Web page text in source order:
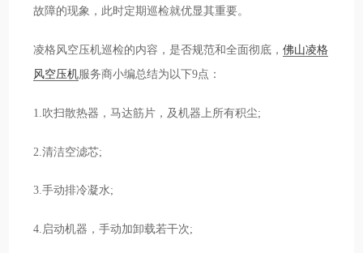
故障的现象，此时定期巡检就优显其重要。
凌格风空压机巡检的内容，是否规范和全面彻底，佛山凌格
风空压机服务商小编总结为以下9点：
1.吹扫散热器，马达筋片，及机器上所有积尘;
2.清洁空滤芯;
3.手动排冷凝水;
4.启动机器，手动加卸载若干次;